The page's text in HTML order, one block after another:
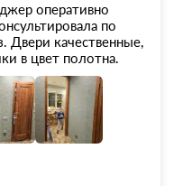
оперативно
по
Двери качественные,
в цвет полотна.